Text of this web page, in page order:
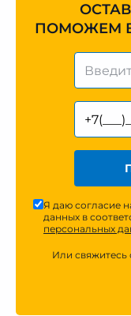
ПОМОЖЕМ
Я даю согласие
данных в
персональных
Или